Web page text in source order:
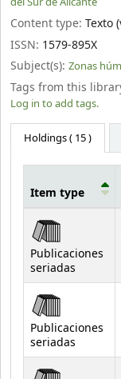
Content type: Texto
ISSN: 1579-895X
Subject(s): Zonas
Tags from this
Log in to add tags.
Holdings( 15 )
Holdings
Item type
Publicaciones
seriadas
Publicaciones
seriadas